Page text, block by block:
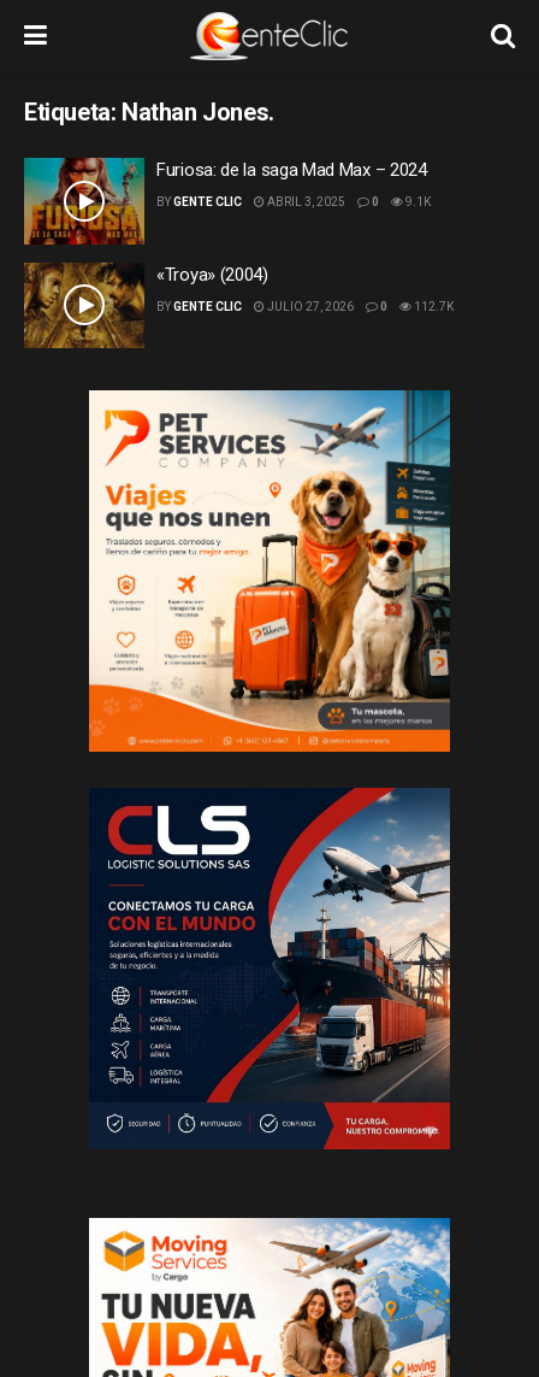
Etiqueta: Nathan Jones.
Furiosa: de la saga Mad Max – 2024
BYGENTE CLIC ABRIL 3, 2025 0 9.1K
«Troya» (2004)
BYGENTE CLIC JULIO 27, 2026 0 112.7K